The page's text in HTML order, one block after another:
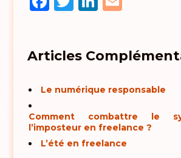
Articles
Le numérique responsable
Comment combattre le
l’imposteur en freelance ?
L’été en freelance